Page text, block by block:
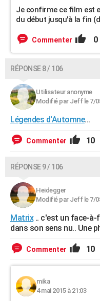
Je confirme ce film est
du début jusqu'à la fin
Commenter 0
RÉPONSE 8 / 106
Utilisateur anonyme
Modifié par Jeff le 7/
Légendes d'Automne...
Commenter 10
RÉPONSE 9 / 106
Heidegger
Modifié par Jeff le 7/
Matrix.. c'est un face-à-
dans son sens nu.. Une
Commenter 10
mika
4 mai 2015 à 21:03